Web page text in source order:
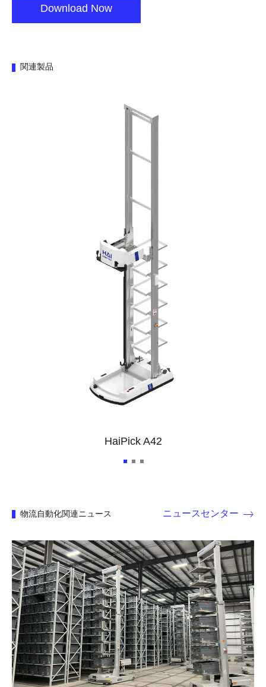
Download Now
関連製品
HaiPick A42
物流自動化関連ニュース ニュースセンター